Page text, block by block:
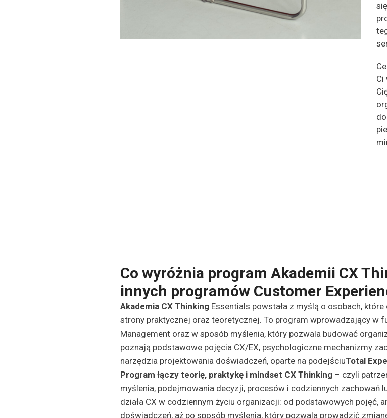
Ci
Co wyróżnia program Akademii CX
innych programów Customer
Akademia CX Thinking Essentials powstała z myślą o osobach,
strony praktycznej oraz teoretycznej. To program wprowadzający w
Management oraz w sposób myślenia, który pozwala budować
poznają podstawowe pojęcia CX/EX, psychologiczne mechanizmy
narzędzia projektowania doświadczeń, oparte na podejściuTotal
Program łączy teorię, praktykę i mindset CX Thinking – czyli
myślenia, podejmowania decyzji, procesów i codziennych zachowań
działa CX w codziennym życiu organizacji: od podstawowych pojęć,
doświadczeń, aż po sposób myślenia, który pozwala prowadzić